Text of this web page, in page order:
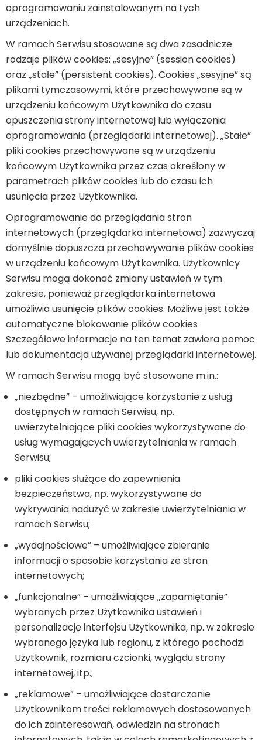
oprogramowaniu zainstalowanym na tych
urządzeniach.
W ramach Serwisu stosowane są dwa zasadnicze
rodzaje plików cookies: „sesyjne” (session cookies)
oraz „stałe” (persistent cookies). Cookies „sesyjne” są
plikami tymczasowymi, które przechowywane są w
urządzeniu końcowym Użytkownika do czasu
opuszczenia strony internetowej lub wyłączenia
oprogramowania (przeglądarki internetowej). „Stałe”
pliki cookies przechowywane są w urządzeniu
końcowym Użytkownika przez czas określony w
parametrach plików cookies lub do czasu ich
usunięcia przez Użytkownika.
Oprogramowanie do przeglądania stron
internetowych (przeglądarka internetowa) zazwyczaj
domyślnie dopuszcza przechowywanie plików cookies
w urządzeniu końcowym Użytkownika. Użytkownicy
Serwisu mogą dokonać zmiany ustawień w tym
zakresie, ponieważ przeglądarka internetowa
umożliwia usunięcie plików cookies. Możliwe jest także
automatyczne blokowanie plików cookies
Szczegółowe informacje na ten temat zawiera pomoc
lub dokumentacja używanej przeglądarki internetowej.
W ramach Serwisu mogą być stosowane m.in.:
„niezbędne” – umożliwiające korzystanie z usług
dostępnych w ramach Serwisu, np.
uwierzytelniające pliki cookies wykorzystywane do
usług wymagających uwierzytelniania w ramach
Serwisu;
pliki cookies służące do zapewnienia
bezpieczeństwa, np. wykorzystywane do
wykrywania nadużyć w zakresie uwierzytelniania w
ramach Serwisu;
„wydajnościowe” – umożliwiające zbieranie
informacji o sposobie korzystania ze stron
internetowych;
„funkcjonalne” – umożliwiające „zapamiętanie”
wybranych przez Użytkownika ustawień i
personalizację interfejsu Użytkownika, np. w zakresie
wybranego języka lub regionu, z którego pochodzi
Użytkownik, rozmiaru czcionki, wyglądu strony
internetowej, itp.;
„reklamowe” – umożliwiające dostarczanie
Użytkownikom treści reklamowych dostosowanych
do ich zainteresowań, odwiedzin na stronach